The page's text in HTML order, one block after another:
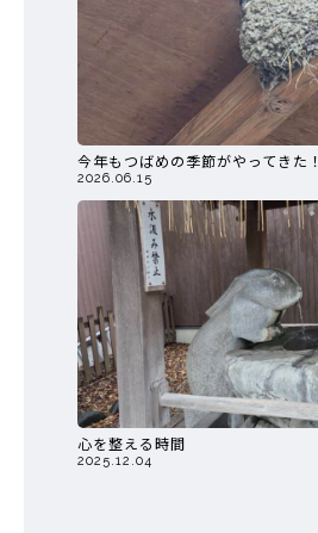
今年もつばめの季節がやってきた！
2026.06.15
心を整える時間
2025.12.04